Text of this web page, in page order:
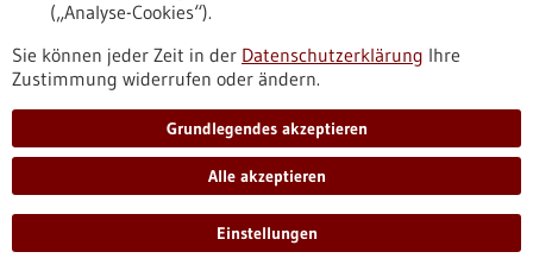
Technologie zur zerstörungsfreien Entfernung
Restaurationen entwickelt.
https://www.gesundheitsindustrie-
bw.de/fachbeitrag/pm/laserlicht-loest-kronen-veneers-und-
Pressemitteilung - 27.01.2022
Klinische Arzneimittelstudien: Neuerungen
(„Analyse-Cookies“).
Sie können jeder Zeit in der Datenschutzerklärung Ihre
Zustimmung widerrufen oder ändern.
Grundlegendes akzeptieren
Alle akzeptieren
Einstellungen